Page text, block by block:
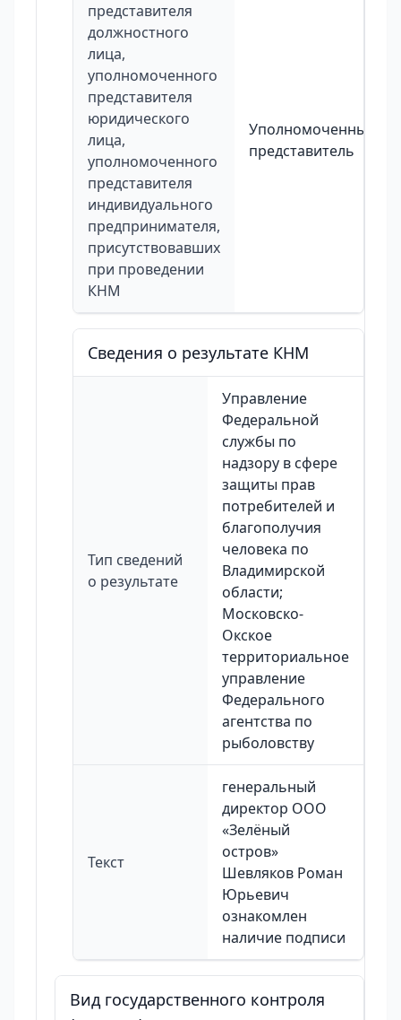
представителя
должностного
лица,
уполномоченного
представителя
юридического
лица,
уполномоченного
представителя
индивидуального
предпринимателя,
присутствовавших
при проведении
КНМ
Уполномоченный
представитель
Сведения о результате КНМ
Тип сведений
о результате
Управление
Федеральной
службы по
надзору в сфере
защиты прав
потребителей и
благополучия
человека по
Владимирской
области;
Московско-
Окское
территориальное
управление
Федерального
агентства по
рыболовству
Текст
генеральный
директор ООО
«Зелёный
остров»
Шевляков Роман
Юрьевич
ознакомлен
наличие подписи
Вид государственного контроля